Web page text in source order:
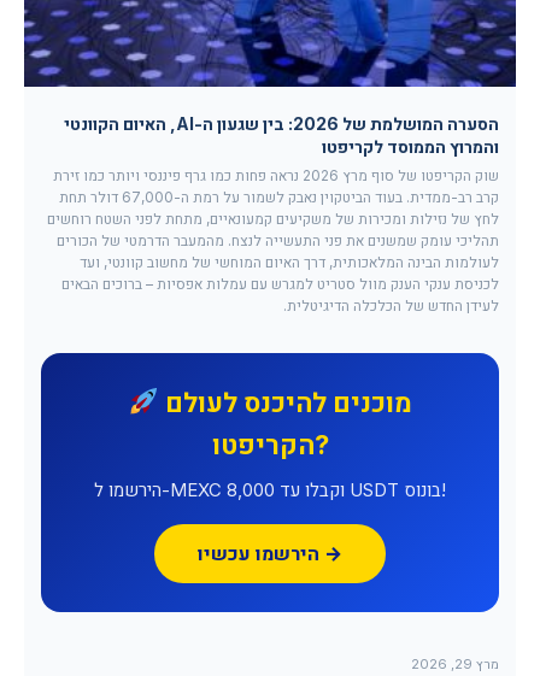
הסערה המושלמת של 2026: בין שגעון ה-AI, האיום הקוונטי
והמרוץ הממוסד לקריפטו
שוק הקריפטו של סוף מרץ 2026 נראה פחות כמו גרף פיננסי ויותר כמו זירת
קרב רב-ממדית. בעוד הביטקוין נאבק לשמור על רמת ה-67,000 דולר תחת
לחץ של נזילות ומכירות של משקיעים קמעונאיים, מתחת לפני השטח רוחשים
תהליכי עומק שמשנים את פני התעשייה לנצח. מהמעבר הדרמטי של הכורים
לעולמות הבינה המלאכותית, דרך האיום המוחשי של מחשוב קוונטי, ועד
לכניסת ענקי הענק מוול סטריט למגרש עם עמלות אפסיות – ברוכים הבאים
לעידן החדש של הכלכלה הדיגיטלית.
הקריפטו?
הירשמו ל-MEXC וקבלו עד 8,000 USDT בונוס!
הירשמו עכשיו →
מרץ 29, 2026